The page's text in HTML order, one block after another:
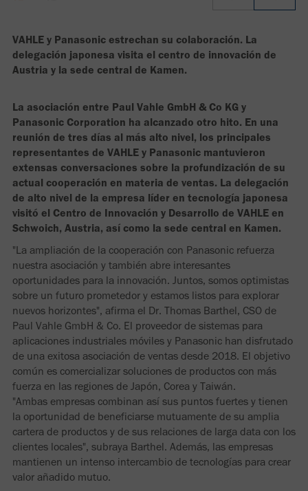
VAHLE y Panasonic estrechan su colaboración. La
delegación japonesa visita el centro de innovación de
Austria y la sede central de Kamen.
La asociación entre Paul Vahle GmbH & Co KG y
Panasonic Corporation ha alcanzado otro hito. En una
reunión de tres días al más alto nivel, los principales
representantes de VAHLE y Panasonic mantuvieron
extensas conversaciones sobre la profundización de su
actual cooperación en materia de ventas. La delegación
de alto nivel de la empresa líder en tecnología japonesa
visitó el Centro de Innovación y Desarrollo de VAHLE en
Schwoich, Austria, así como la sede central en Kamen.
"La ampliación de la cooperación con Panasonic refuerza
nuestra asociación y también abre interesantes
oportunidades para la innovación. Juntos, somos optimistas
sobre un futuro prometedor y estamos listos para explorar
nuevos horizontes", afirma el Dr. Thomas Barthel, CSO de
Paul Vahle GmbH & Co. El proveedor de sistemas para
aplicaciones industriales móviles y Panasonic han disfrutado
de una exitosa asociación de ventas desde 2018. El objetivo
común es comercializar soluciones de productos con más
fuerza en las regiones de Japón, Corea y Taiwán.
"Ambas empresas combinan así sus puntos fuertes y tienen
la oportunidad de beneficiarse mutuamente de su amplia
cartera de productos y de sus relaciones de larga data con los
clientes locales", subraya Barthel. Además, las empresas
mantienen un intenso intercambio de tecnologías para crear
valor añadido mutuo.